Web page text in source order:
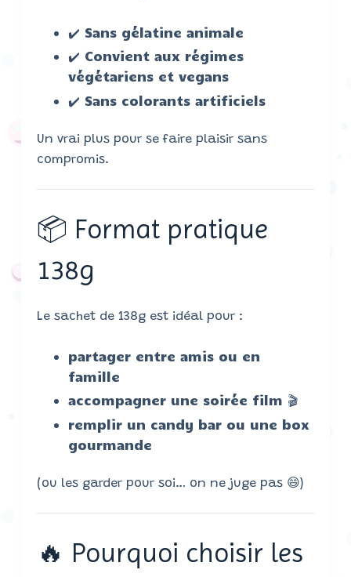
✔️ Sans gélatine animale
✔️ Convient aux régimes
végétariens et vegans
✔️ Sans colorants artificiels
Un vrai plus pour se faire plaisir sans
compromis.
📦 Format pratique
138g
Le sachet de 138g est idéal pour :
partager entre amis ou en
famille
accompagner une soirée film 🎬
remplir un candy bar ou une box
gourmande
(ou les garder pour soi… on ne juge pas 😄)
🔥 Pourquoi choisir les